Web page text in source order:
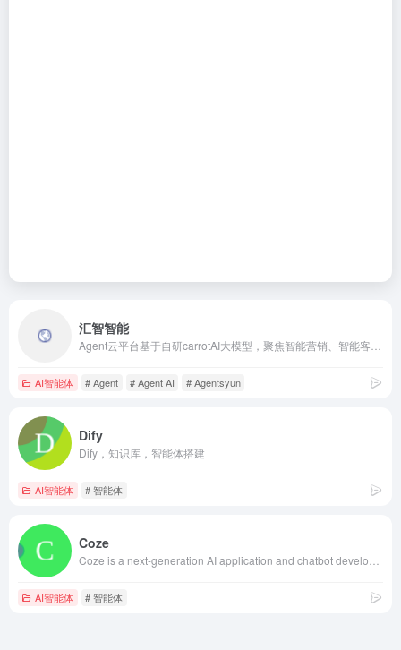
汇智智能
AI智能体 # Agent # Agent AI # Agentsyun
Dify
Dify，知识库，智能体搭建
AI智能体 # 智能体
Coze
AI智能体 # 智能体